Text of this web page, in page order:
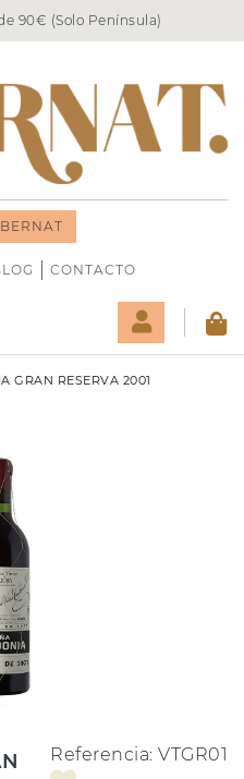
90€ (Solo Península)
CONTACTO
GRAN RESERVA 2001
Referencia: VTGR01